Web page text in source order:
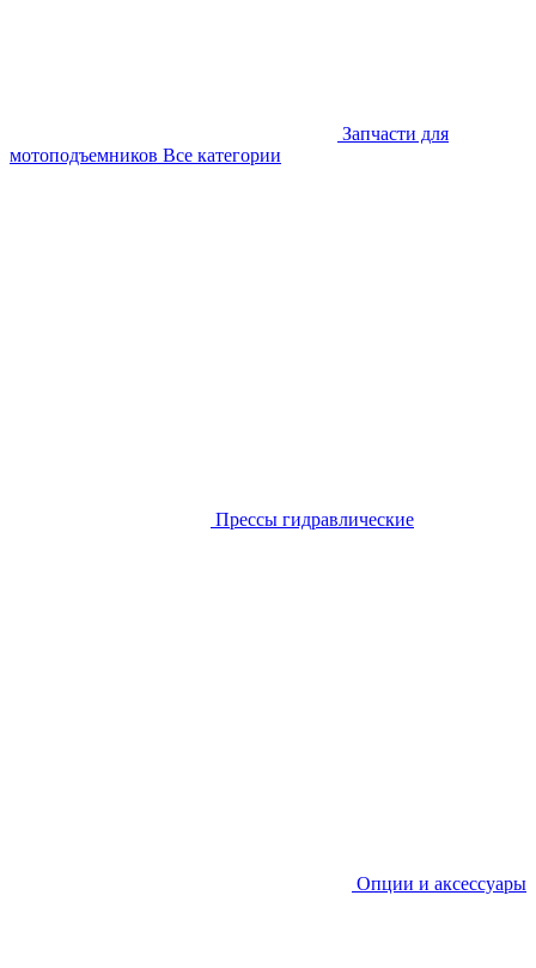
Запчасти для
мотоподъемников Все категории
Прессы гидравлические
Опции и аксессуары